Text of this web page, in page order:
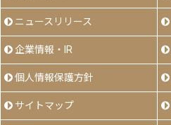
ニュースリリース
企業情報・IR
個人情報保護方針
サイトマップ